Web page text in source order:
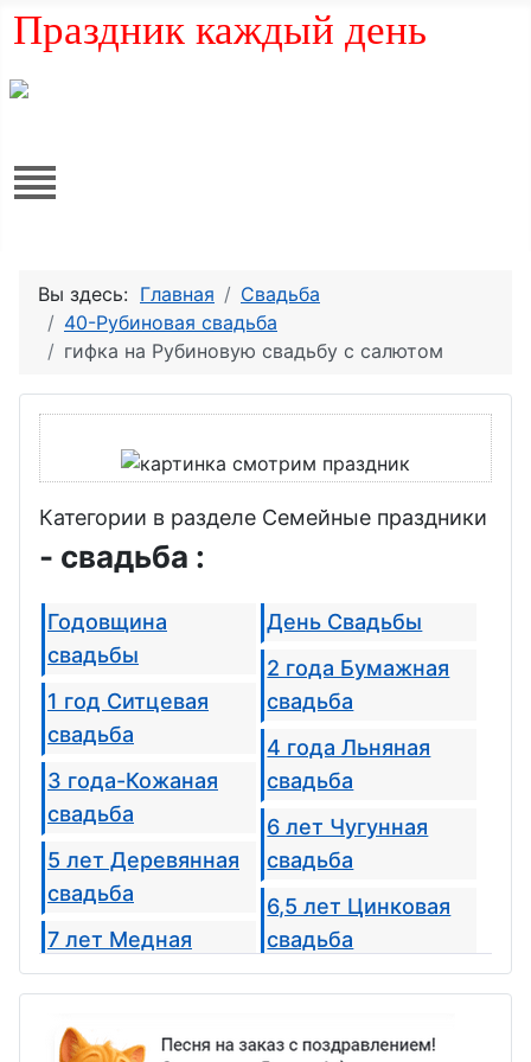
Праздник каждый день
Вы здесь: Главная
Свадьба
40-Рубиновая свадьба
гифка на Рубиновую свадьбу с салютом
Категории в разделе Семейные праздники
- свадьба :
Годовщина
свадьбы
1 год Ситцевая
свадьба
3 года-Кожаная
свадьба
5 лет Деревянная
свадьба
7 лет Медная
свадьба
свадьба
День Свадьбы
2 года Бумажная
свадьба
4 года Льняная
свадьба
6 лет Чугунная
свадьба
6,5 лет Цинковая
свадьба